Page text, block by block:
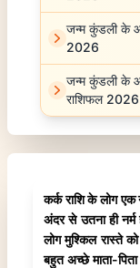
जन्म कुंडली के
2026
जन्म कुंडली के
राशिफल 2026
कर्क राशि के लोग
अंदर से उतना ही
लोग मुश्किल रास्ते
बहुत अच्छे माता-